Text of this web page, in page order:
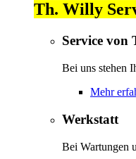
Th. Willy
Service von
Bei uns stehen
Mehr
Werkstatt
Bei Wartungen